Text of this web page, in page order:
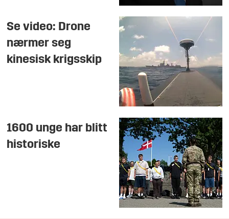
Se video: Drone
nærmer seg
kinesisk krigsskip
1600 unge har blitt
historiske